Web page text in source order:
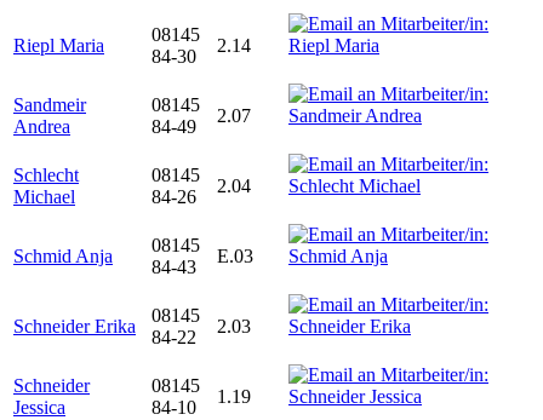
Riepl Maria
08145
84-30
2.14
Sandmeir
Andrea
08145
84-49
2.07
Schlecht
Michael
08145
84-26
2.04
Schmid Anja
08145
84-43
E.03
Schneider Erika
08145
84-22
2.03
Schneider
Jessica
08145
84-10
1.19